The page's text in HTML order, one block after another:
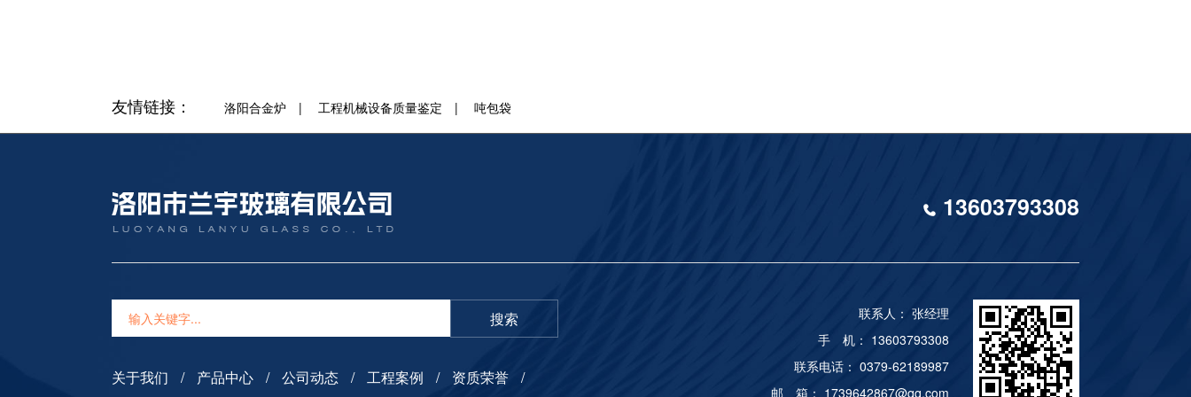
友情链接： 洛阳合金炉| 工程机械设备质量鉴定 | 吨包袋
13603793308
搜索
关于我们 产品中心 公司动态 工程案例 资质荣誉
联系人： 张经理
手 机： 13603793308
联系电话： 0379-62189987
邮 箱： 1739642867@qq.com